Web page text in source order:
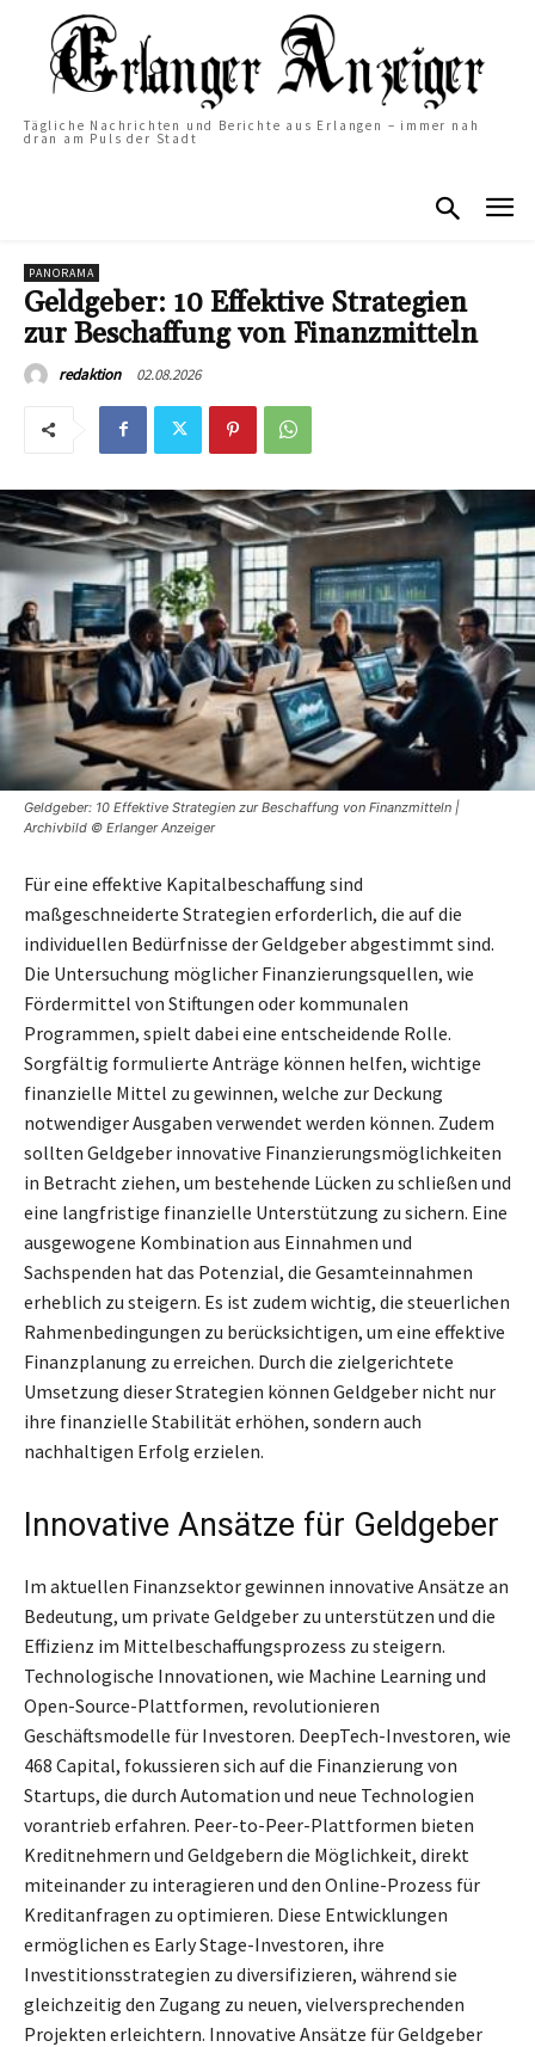
Tägliche Nachrichten und Berichte aus Erlangen – immer nah
dran am Puls der Stadt
PANORAMA
Geldgeber: 10 Effektive Strategien
zur Beschaffung von Finanzmitteln
redaktion 02.08.2026
Geldgeber: 10 Effektive Strategien zur Beschaffung von Finanzmitteln |
Archivbild © Erlanger Anzeiger
Für eine effektive Kapitalbeschaffung sind
maßgeschneiderte Strategien erforderlich, die auf die
individuellen Bedürfnisse der Geldgeber abgestimmt sind.
Die Untersuchung möglicher Finanzierungsquellen, wie
Fördermittel von Stiftungen oder kommunalen
Programmen, spielt dabei eine entscheidende Rolle.
Sorgfältig formulierte Anträge können helfen, wichtige
finanzielle Mittel zu gewinnen, welche zur Deckung
notwendiger Ausgaben verwendet werden können. Zudem
sollten Geldgeber innovative Finanzierungsmöglichkeiten
in Betracht ziehen, um bestehende Lücken zu schließen und
eine langfristige finanzielle Unterstützung zu sichern. Eine
ausgewogene Kombination aus Einnahmen und
Sachspenden hat das Potenzial, die Gesamteinnahmen
erheblich zu steigern. Es ist zudem wichtig, die steuerlichen
Rahmenbedingungen zu berücksichtigen, um eine effektive
Finanzplanung zu erreichen. Durch die zielgerichtete
Umsetzung dieser Strategien können Geldgeber nicht nur
ihre finanzielle Stabilität erhöhen, sondern auch
nachhaltigen Erfolg erzielen.
Innovative Ansätze für Geldgeber
Im aktuellen Finanzsektor gewinnen innovative Ansätze an
Bedeutung, um private Geldgeber zu unterstützen und die
Effizienz im Mittelbeschaffungsprozess zu steigern.
Technologische Innovationen, wie Machine Learning und
Open-Source-Plattformen, revolutionieren
Geschäftsmodelle für Investoren. DeepTech-Investoren, wie
468 Capital, fokussieren sich auf die Finanzierung von
Startups, die durch Automation und neue Technologien
vorantrieb erfahren. Peer-to-Peer-Plattformen bieten
Kreditnehmern und Geldgebern die Möglichkeit, direkt
miteinander zu interagieren und den Online-Prozess für
Kreditanfragen zu optimieren. Diese Entwicklungen
ermöglichen es Early Stage-Investoren, ihre
Investitionsstrategien zu diversifizieren, während sie
gleichzeitig den Zugang zu neuen, vielversprechenden
Projekten erleichtern. Innovative Ansätze für Geldgeber